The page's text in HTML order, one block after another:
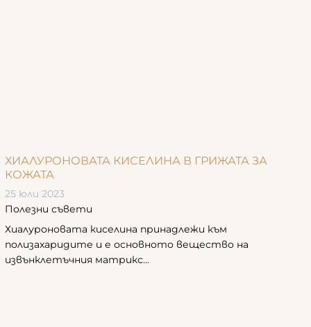
ХИАЛУРОНОВАТА КИСЕЛИНА В ГРИЖАТА ЗА
КОЖАТА
25 юли 2023
Полезни съвети
Хиалуроновата киселина принадлежи към
полизахаридите и е основното вещество на
извънклетъчния матрикс...